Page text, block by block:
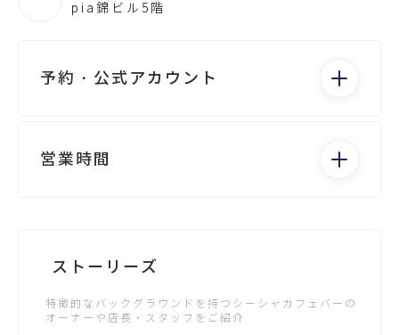
pia錦ビル5階
予約・公式アカウント
電話する
公式サイトが未登録です
営業時間
木：19:00 - 4:00
土：19:00 - 4:00
日：19:00 - 4:00
ストーリーズ
特徴的なバックグラウンドを持つシーシャカフェバーの
オーナーや店長・スタッフをご紹介